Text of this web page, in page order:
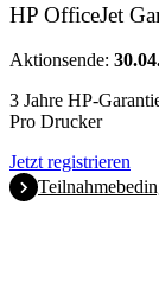
HP OfficeJet
Aktionsende:
3 Jahre HP-
Pro Drucker
Jetzt registrieren